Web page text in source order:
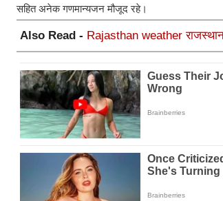
सहित अनेक गणमान्यजन मौजूद रहे।
Also Read - Rajasthan weather